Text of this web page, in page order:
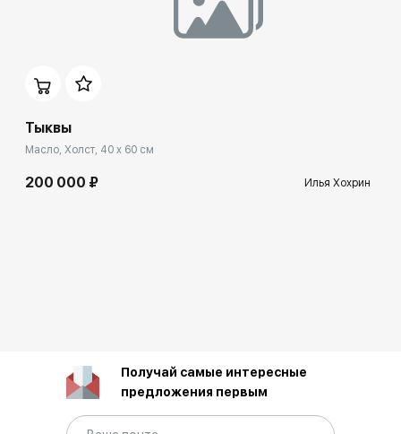
Тыквы
Масло, Холст, 40 x 60 см
200 000 ₽ Илья Хохрин
Получай самые интересные
предложения первым